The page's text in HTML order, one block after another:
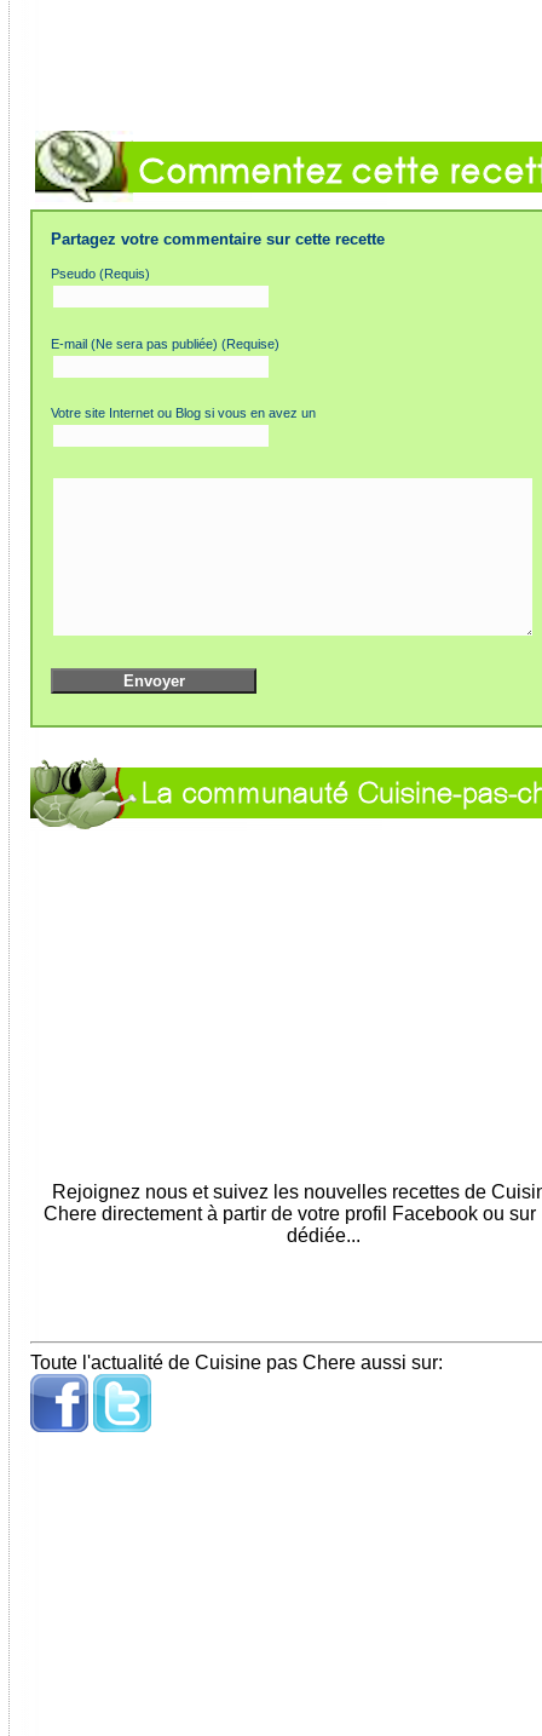
Partagez votre commentaire sur cette recette
Pseudo (Requis)
E-mail (Ne sera pas publiée) (Requise)
Votre site Internet ou Blog si vous en avez un
Rejoignez nous et suivez les nouvelles recettes de
Chere directement à partir de votre profil Facebook ou sur
dédiée...
Toute l'actualité de Cuisine pas Chere aussi sur: